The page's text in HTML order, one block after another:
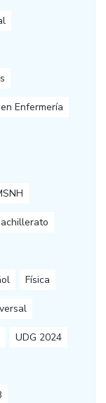
Enfermería
Física
UDG 2024